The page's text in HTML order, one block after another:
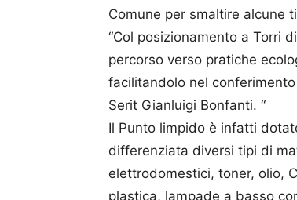
Comune per smaltire alcune
“Col posizionamento a Torri
percorso verso pratiche
facilitandolo nel
Serit Gianluigi Bonfanti. “
Il Punto limpido è infatti
differenziata diversi tipi di
elettrodomestici, toner, olio,
plastica, lampade a basso